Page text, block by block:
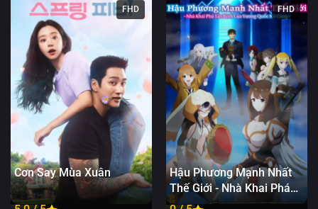
FHD
Cơn Say Mùa Xuân
FHD
Hậu Phương Mạnh Nhất
Thế Giới - Nhà Khai Phá
Tân Binh Của Vương Quốc